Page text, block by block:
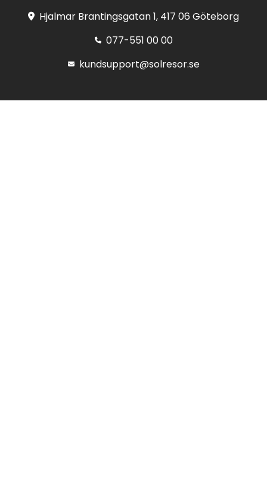
Hjalmar Brantingsgatan 1, 417 06 Göteborg
077-551 00 00
kundsupport@solresor.se